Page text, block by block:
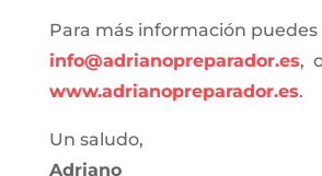
Para más información
info@adrianopreparador.es,
www.adrianopreparador.es.
Un saludo,
Adriano